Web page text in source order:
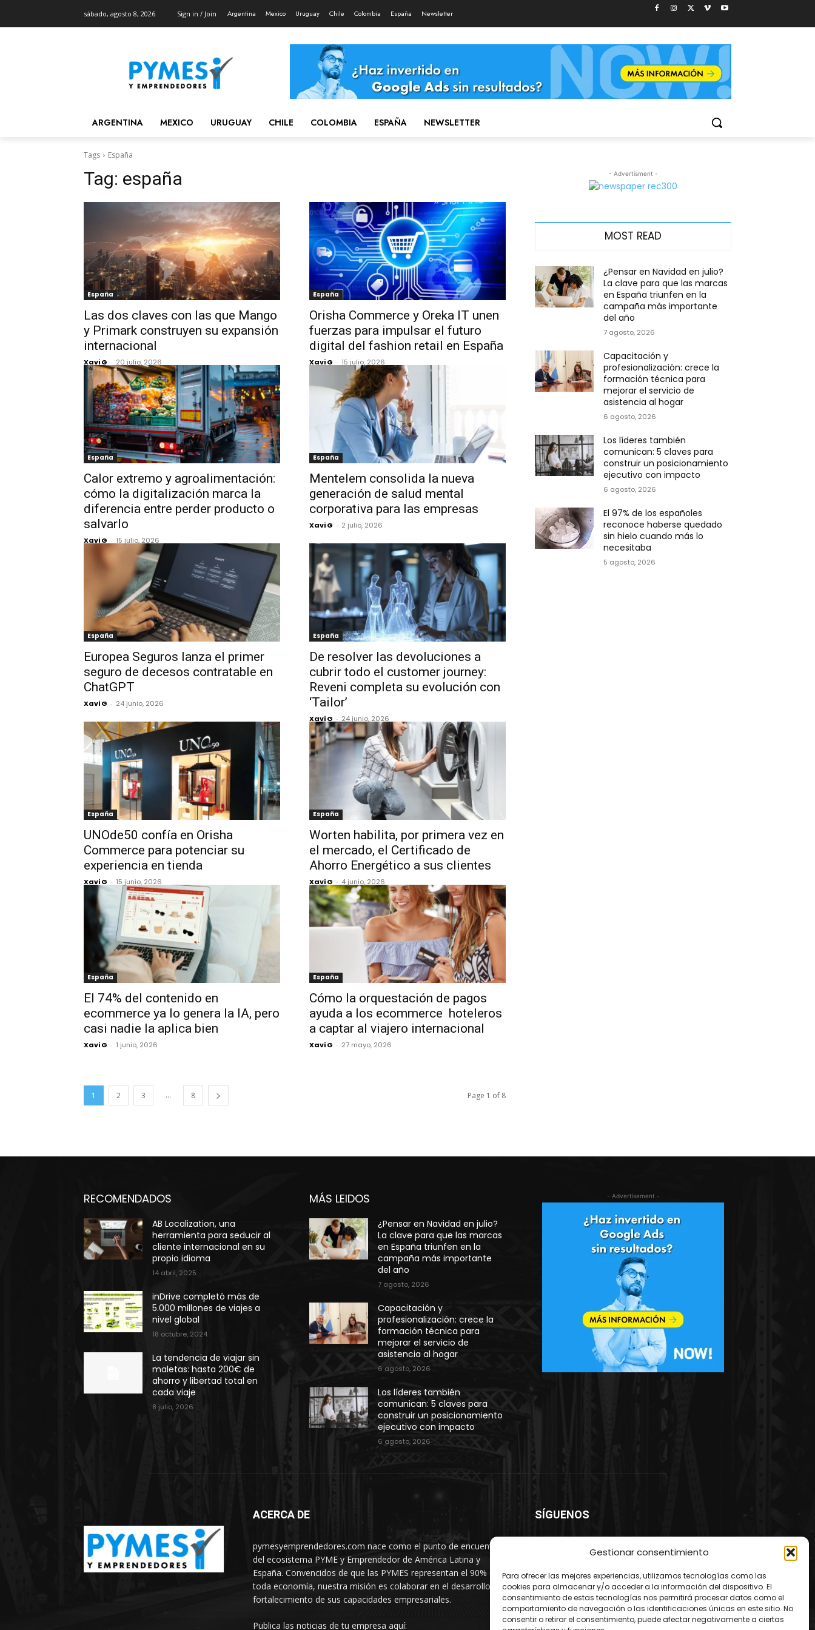
Gestionar consentimiento
Para ofrecer las mejores experiencias, utilizamos tecnologías como las
cookies para almacenar y/o acceder a la información del dispositivo. El
consentimiento de estas tecnologías nos permitirá procesar datos como el
comportamiento de navegación o las identificaciones únicas en este sitio. No
consentir o retirar el consentimiento, puede afectar negativamente a ciertas
sábado, agosto 8, 2026 Sign in / Join Argentina Mexico Uruguay Chile Colombia España Newsletter
ARGENTINA MEXICO URUGUAY CHILE COLOMBIA ESPAÑA NEWSLETTER
Tags España
Tag: españa
España
Las dos claves con las que Mango
y Primark construyen su expansión
internacional
Xavi G - 20 julio, 2026
España
Orisha Commerce y Oreka IT unen
fuerzas para impulsar el futuro
digital del fashion retail en España
Xavi G - 15 julio, 2026
España
Calor extremo y agroalimentación:
cómo la digitalización marca la
diferencia entre perder producto o
salvarlo
Xavi G - 15 julio, 2026
España
Mentelem consolida la nueva
generación de salud mental
corporativa para las empresas
Xavi G - 2 julio, 2026
España
Europea Seguros lanza el primer
seguro de decesos contratable en
ChatGPT
Xavi G - 24 junio, 2026
España
De resolver las devoluciones a
cubrir todo el customer journey:
Reveni completa su evolución con
‘Tailor’
Xavi G - 24 junio, 2026
España
UNOde50 confía en Orisha
Commerce para potenciar su
experiencia en tienda
Xavi G - 15 junio, 2026
España
Worten habilita, por primera vez en
el mercado, el Certificado de
Ahorro Energético a sus clientes
Xavi G - 4 junio, 2026
España
El 74% del contenido en
ecommerce ya lo genera la IA, pero
casi nadie la aplica bien
Xavi G - 1 junio, 2026
España
Cómo la orquestación de pagos
ayuda a los ecommerce hoteleros
a captar al viajero internacional
Xavi G - 27 mayo, 2026
1 2 3 ... 8 Page 1 of 8
- Advertisment -
MOST READ
¿Pensar en Navidad en julio?
La clave para que las marcas
en España triunfen en la
campaña más importante
del año
7 agosto, 2026
Capacitación y
profesionalización: crece la
formación técnica para
mejorar el servicio de
asistencia al hogar
6 agosto, 2026
Los líderes también
comunican: 5 claves para
construir un posicionamiento
ejecutivo con impacto
6 agosto, 2026
El 97% de los españoles
reconoce haberse quedado
sin hielo cuando más lo
necesitaba
5 agosto, 2026
RECOMENDADOS
AB Localization, una
herramienta para seducir al
cliente internacional en su
propio idioma
14 abril, 2025
inDrive completó más de
5.000 millones de viajes a
nivel global
18 octubre, 2024
La tendencia de viajar sin
maletas: hasta 200€ de
ahorro y libertad total en
cada viaje
8 julio, 2026
MÁS LEIDOS
¿Pensar en Navidad en julio?
La clave para que las marcas
en España triunfen en la
campaña más importante
del año
7 agosto, 2026
Capacitación y
profesionalización: crece la
formación técnica para
mejorar el servicio de
asistencia al hogar
6 agosto, 2026
Los líderes también
comunican: 5 claves para
construir un posicionamiento
ejecutivo con impacto
6 agosto, 2026
- Advertisement -
ACERCA DE
pymesyemprendedores.com nace como el punto de encuentro
del ecosistema PYME y Emprendedor de América Latina y
España. Convencidos de que las PYMES representan el 90% de
toda economía, nuestra misión es colaborar en el desarrollo y
fortalecimiento de sus capacidades empresariales.
Publica las noticias de tu empresa aquí:
SÍGUENOS